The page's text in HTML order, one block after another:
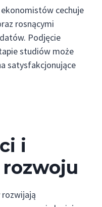
ekonomistów cechuje
rosnącymi
Podjęcie
studiów może
satysfakcjonujące
i